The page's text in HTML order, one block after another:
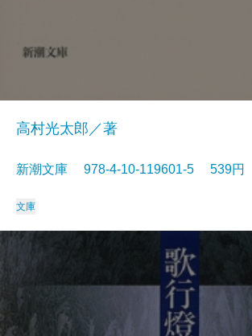
高村光太郎／著
新潮文庫 978-4-10-119601-5 539円
文庫